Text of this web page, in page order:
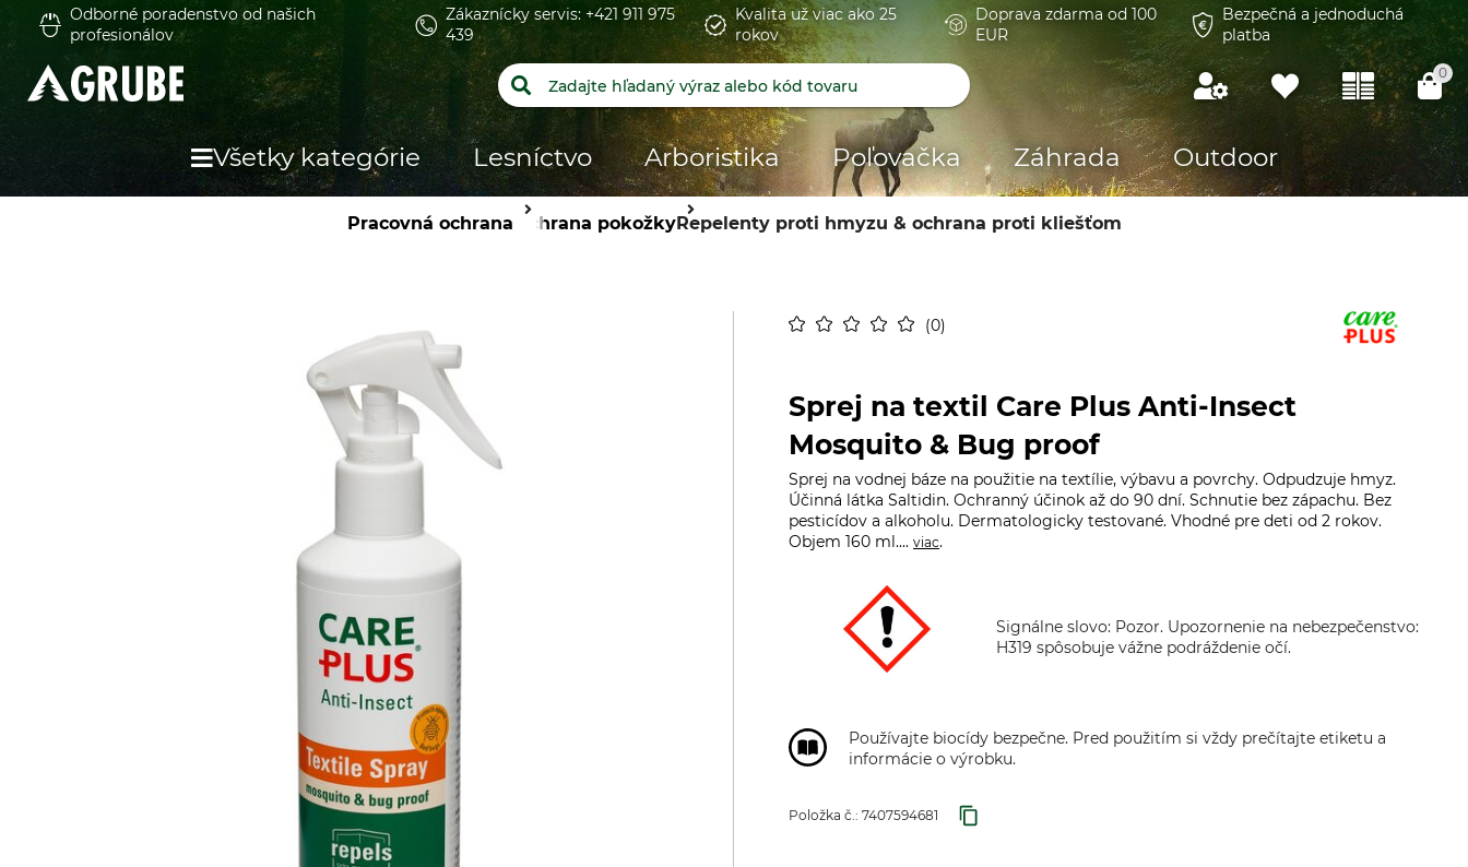
Odborné poradenstvo od našich
profesionálov
Zákaznícky servis: +421 911 975
439
Kvalita už viac ako 25
rokov
Doprava zdarma od 100
EUR
Bezpečná a jednoduchá
platba
0
Všetky kategórie Lesníctvo Arboristika Poľovačka Záhrada Outdoor
Pracovná ochrana Ochrana pokožkyRepelenty proti hmyzu & ochrana proti kliešťom
0
Sprej na textil Care Plus Anti-Insect
Mosquito & Bug proof
Sprej na vodnej báze na použitie na textílie, výbavu a povrchy. Odpudzuje hmyz.
Účinná látka Saltidin. Ochranný účinok až do 90 dní. Schnutie bez zápachu. Bez
pesticídov a alkoholu. Dermatologicky testované. Vhodné pre deti od 2 rokov.
Objem 160 ml.... viac.
Signálne slovo: Pozor. Upozornenie na nebezpečenstvo:
H319 spôsobuje vážne podráždenie očí.
Používajte biocídy bezpečne. Pred použitím si vždy prečítajte etiketu a
informácie o výrobku.
Položka č.: 7407594681